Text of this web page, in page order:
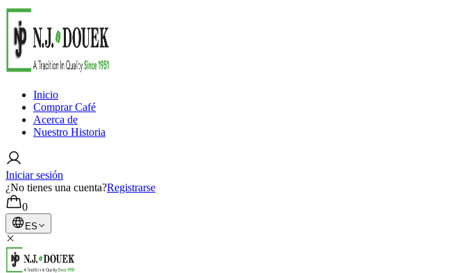
Inicio
Comprar Café
Acerca de
Nuestro Historia
Iniciar sesión
¿No tienes una cuenta?Registrarse
0
ES